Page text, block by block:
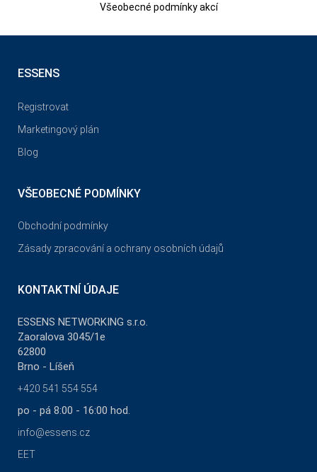
Všeobecné podmínky akcí
ESSENS
Registrovat
Marketingový plán
Blog
VŠEOBECNÉ PODMÍNKY
Obchodní podmínky
Zásady zpracování a ochrany osobních údajů
KONTAKTNÍ ÚDAJE
ESSENS NETWORKING s.r.o.
Zaoralova 3045/1e
62800
Brno - Líšeň
+420 541 554 554
po - pá 8:00 - 16:00 hod.
info@essens.cz
EET